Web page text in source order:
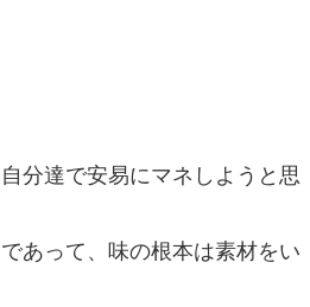
分達で安易にマネしようと思
あって、味の根本は素材をい